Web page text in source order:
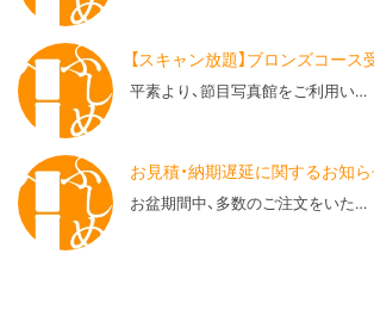
【スキャン放題】ブロンズコー
平素より、節目写真館をご利用い…
お見積・納期遅延に関するお知
お盆期間中、多数のご注文をいた…